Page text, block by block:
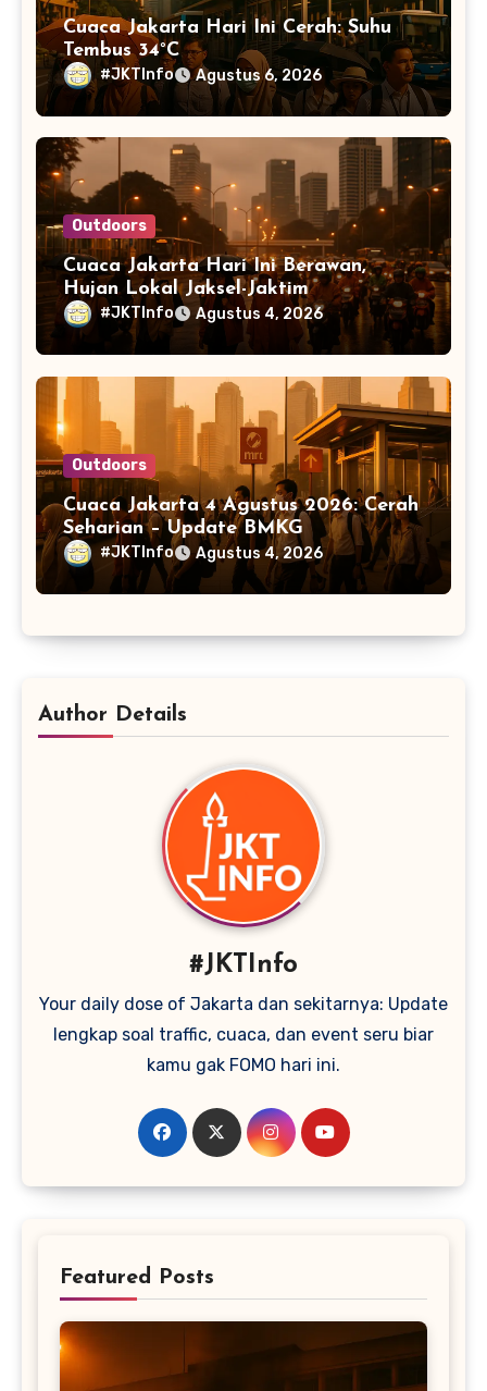
Cuaca Jakarta Hari Ini Cerah: Suhu
Tembus 34°C
#JKTInfo Agustus 6, 2026
Outdoors
Cuaca Jakarta Hari Ini Berawan,
Hujan Lokal Jaksel-Jaktim
#JKTInfo Agustus 4, 2026
Outdoors
Cuaca Jakarta 4 Agustus 2026: Cerah
Seharian – Update BMKG
#JKTInfo Agustus 4, 2026
Author Details
#JKTInfo
Your daily dose of Jakarta dan sekitarnya: Update
lengkap soal traffic, cuaca, dan event seru biar
kamu gak FOMO hari ini.
Featured Posts